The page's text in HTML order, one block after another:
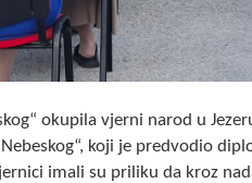
okupila vjerni narod u
koji je predvodio
imali su priliku da kroz